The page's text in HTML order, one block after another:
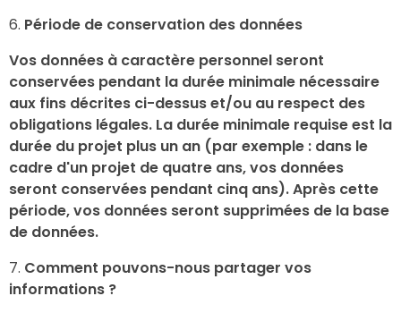
Période de conservation des données
Vos données à caractère personnel seront
conservées pendant la durée minimale nécessaire
aux fins décrites ci-dessus et/ou au respect des
obligations légales. La durée minimale requise est la
durée du projet plus un an (par exemple : dans le
cadre d'un projet de quatre ans, vos données
seront conservées pendant cinq ans). Après cette
période, vos données seront supprimées de la base
de données.
Comment pouvons-nous partager vos
informations ?